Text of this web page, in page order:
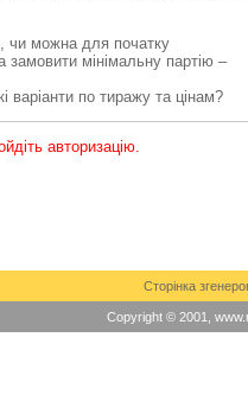
чи можна для початку
замовити мінімальну партію –
варіанти по тиражу та цінам?
авторизацію.
Сторінка
Copyright © 2001,